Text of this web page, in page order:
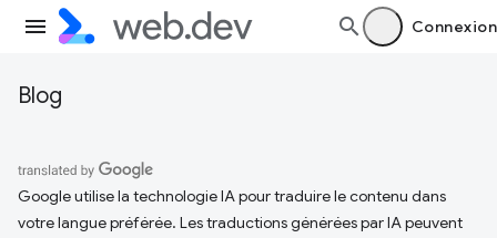
Connexion
Blog
Google utilise la technologie IA pour traduire le contenu dans
votre langue préférée. Les traductions générées par IA peuvent